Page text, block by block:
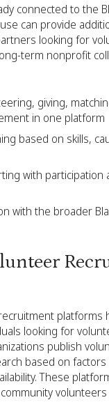
connected to the
can provide
looking for
term nonprofit
giving,
in one platform
based on skills,
with participation
with the broader
platforms
looking for
publish
based on factors
These